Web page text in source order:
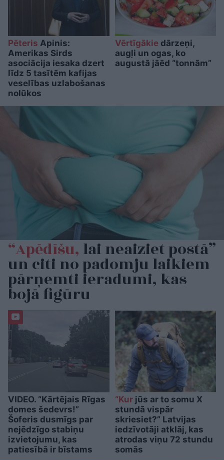
Pēteris Apinis:
Amerikas Sirds
asociācija iesaka dzert
līdz 5 tasītēm kafijas
veselības uzlabošanas
nolūkos
Vērtīgākiedārzeņi,
augļi un ogas, ko
augustā jāēd “tonnām”
“Apēdīšu, lai neaiziet postā”
un citi no padomju laikiem
pārņemti ieradumi, kas
bojā figūru
VIDEO. “Kārtējais Rīgas
domes šedevrs!”
Šoferis dusmīgs par
nejēdzīgo stabiņu
izvietojumu, kas
patiesībā ir bīstams
“Kurjūs ar to somu X
stundā vispār
skriesiet?” Latvijas
iedzīvotāji atklāj, kas
atrodas viņu 72 stundu
somās